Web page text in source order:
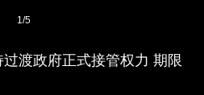
1/5
渡政府正式接管权力 期限